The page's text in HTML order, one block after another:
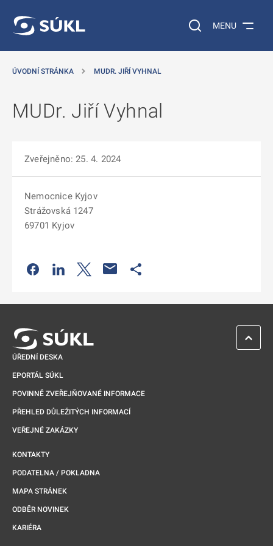
Vyhledávání na
MENU
ÚVODNÍ STRÁNKA MUDR. JIŘÍ VYHNAL
MUDr. Jiří Vyhnal
Zveřejněno: 25. 4. 2024
Nemocnice Kyjov
Strážovská 1247
69701 Kyjov
Odkaz se otevře na nové kartě
Odkaz se otevře na nové kartě
Odkaz se otevře na nové kartě
ÚŘEDNÍ DESKA
EPORTÁL SÚKL
POVINNĚ ZVEŘEJŇOVANÉ INFORMACE
PŘEHLED DŮLEŽITÝCH INFORMACÍ
VEŘEJNÉ ZAKÁZKY
KONTAKTY
PODATELNA / POKLADNA
MAPA STRÁNEK
ODBĚR NOVINEK
KARIÉRA
ZPĚT